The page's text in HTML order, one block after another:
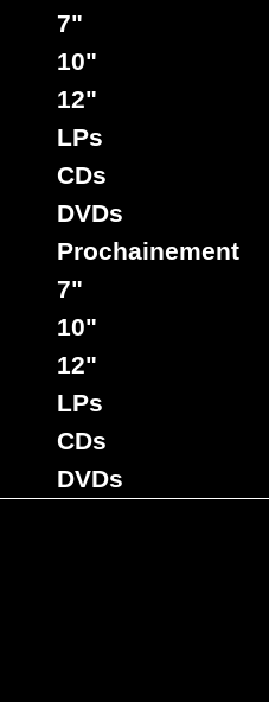
7"
10"
12"
LPs
CDs
DVDs
Prochainement
7"
10"
12"
LPs
CDs
DVDs